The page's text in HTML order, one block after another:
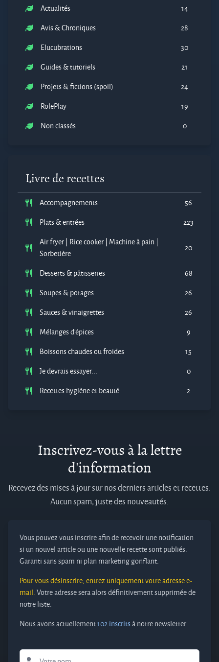
Actualités
14
Avis & Chroniques
28
Elucubrations
30
Guides & tutoriels
21
Projets & fictions (spoil)
24
RolePlay
19
Non classés
0
Livre de recettes
Accompagnements
56
Plats & entrées
223
Air fryer | Rice cooker | Machine à pain |
Sorbetière
20
Desserts & pâtisseries
68
Soupes & potages
26
Sauces & vinaigrettes
26
Mélanges d'épices
9
Boissons chaudes ou froides
15
Je devrais essayer...
0
Recettes hygiène et beauté
2
Inscrivez-vous à la lettre
d'information
Recevez des mises à jour sur nos derniers articles et recettes.
Aucun spam, juste des nouveautés.
Vous pouvez vous inscrire afin de recevoir une notification
si un nouvel article ou une nouvelle recette sont publiés.
Garanti sans spam ni plan marketing gonflant.
Pour vous désinscrire, entrez uniquement votre adresse e-
mail.Votre adresse sera alors définitivement supprimée de
notre liste.
Nous avons actuellement102 inscritsà notre newsletter.